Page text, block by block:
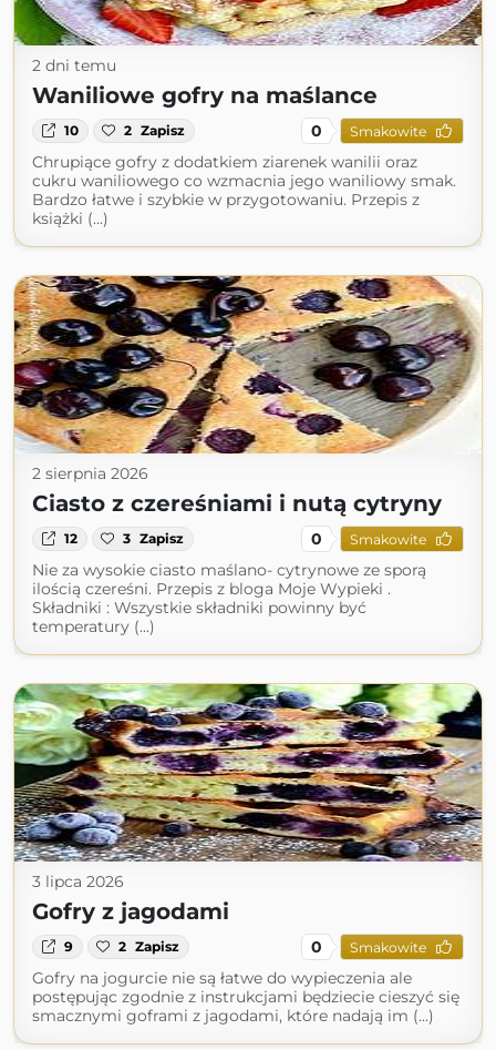
2 dni temu
Waniliowe gofry na maślance
10 2 Zapisz 0 Smakowite
Chrupiące gofry z dodatkiem ziarenek wanilii oraz
cukru waniliowego co wzmacnia jego waniliowy smak.
Bardzo łatwe i szybkie w przygotowaniu. Przepis z
książki (...)
2 sierpnia 2026
Ciasto z czereśniami i nutą cytryny
12 3 Zapisz 0 Smakowite
Nie za wysokie ciasto maślano- cytrynowe ze sporą
ilością czereśni. Przepis z bloga Moje Wypieki .
Składniki : Wszystkie składniki powinny być
temperatury (...)
3 lipca 2026
Gofry z jagodami
9 2 Zapisz 0 Smakowite
Gofry na jogurcie nie są łatwe do wypieczenia ale
postępując zgodnie z instrukcjami będziecie cieszyć się
smacznymi goframi z jagodami, które nadają im (...)